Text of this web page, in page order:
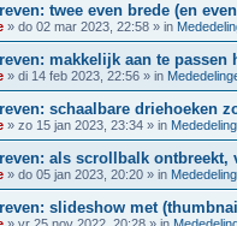
twee even brede (en
» do 02 mar 2023, 22:58 » in
makkelijk aan te passen
» di 14 feb 2023, 22:56 » in
schaalbare driehoeken
» zo 15 jan 2023, 23:34 » in
als scrollbalk ontbreekt,
» do 05 jan 2023, 20:20 » in
slideshow met